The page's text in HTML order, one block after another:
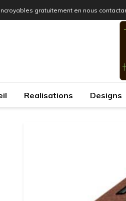
gratuitement en nous
Realisations Designs